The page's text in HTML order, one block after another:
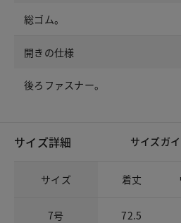
総ゴム。
開きの仕様
後ろファスナー。
サイズ詳細 サイズガ
サイズ 着丈
7号 72.5